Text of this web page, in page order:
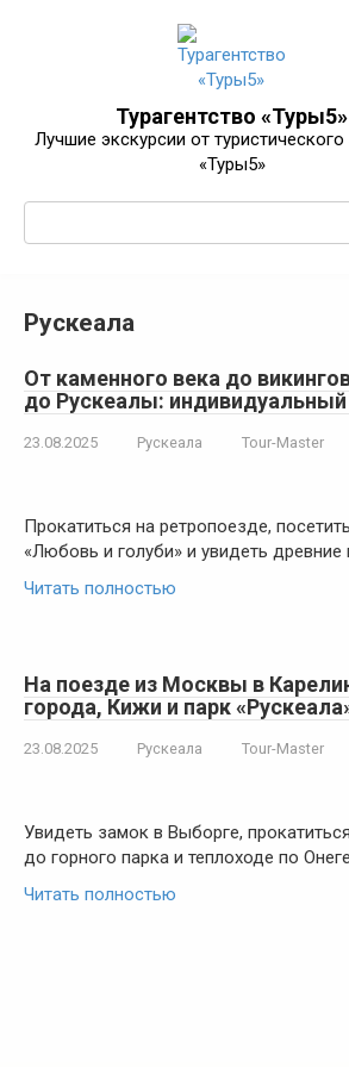
Турагентство «Туры5»
Лучшие экскурсии от туристического
«Туры5»
Рускеала
От каменного века до
до Рускеалы: индивидуальный
23.08.2025 Рускеала Tour-Master
Прокатиться на ретропоезде,
«Любовь и голуби» и увидеть древние
Читать полностью
На поезде из Москвы в
города, Кижи и парк
23.08.2025 Рускеала Tour-Master
Увидеть замок в Выборге,
до горного парка и теплоходе по Онеге
Читать полностью